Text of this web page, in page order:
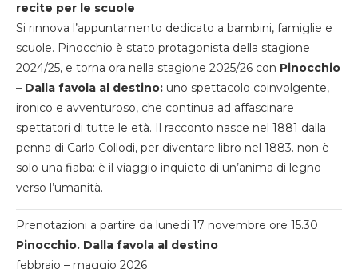
recite per le scuole
Si rinnova l’appuntamento dedicato a bambini, famiglie e
scuole. Pinocchio è stato protagonista della stagione
2024/25, e torna ora nella stagione 2025/26 con Pinocchio
– Dalla favola al destino: uno spettacolo coinvolgente,
ironico e avventuroso, che continua ad affascinare
spettatori di tutte le età. Il racconto nasce nel 1881 dalla
penna di Carlo Collodi, per diventare libro nel 1883. non è
solo una fiaba: è il viaggio inquieto di un’anima di legno
verso l’umanità.
Prenotazioni a partire da lunedi 17 novembre ore 15.30
Pinocchio. Dalla favola al destino
febbraio – maggio 2026